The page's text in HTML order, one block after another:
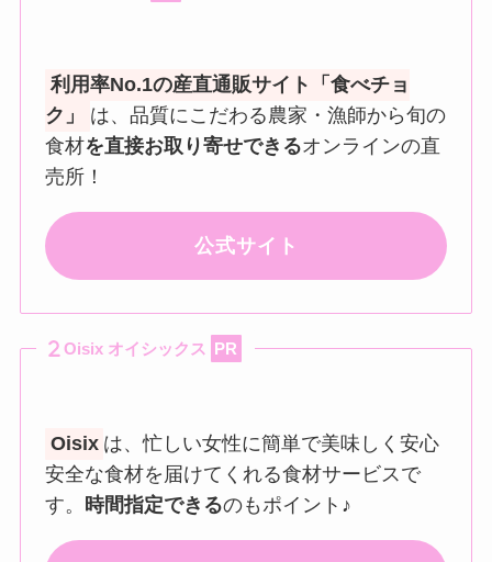
利用率No.1の産直通販サイト「食べチョ
ク」
は、品質にこだわる農家・漁師から旬の
食材を直接お取り寄せできるオンラインの直
売所！
公式サイト
Oisix オイシックス PR
Oisix は、忙しい女性に簡単で美味しく安心
安全な食材を届けてくれる食材サービスで
す。 時間指定できるのもポイント♪